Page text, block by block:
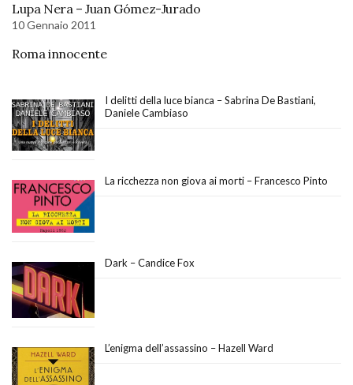
Lupa Nera – Juan Gómez-Jurado
10 Gennaio 2011
Roma innocente
I delitti della luce bianca – Sabrina De Bastiani,
Daniele Cambiaso
La ricchezza non giova ai morti – Francesco Pinto
Dark – Candice Fox
L’enigma dell’assassino – Hazell Ward